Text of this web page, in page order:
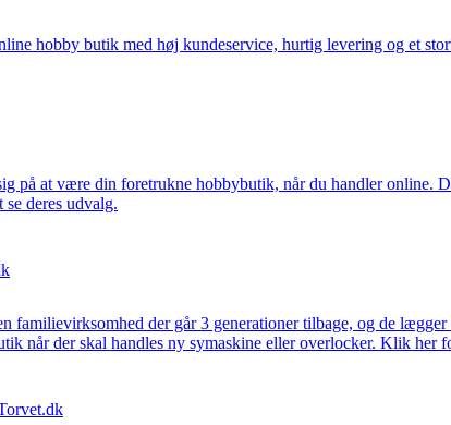
hobby butik med høj kundeservice, hurtig levering og et
på at være din foretrukne hobbybutik, når du handler online.
deres udvalg.
familievirksomhed der går 3 generationer tilbage, og de
når der skal handles ny symaskine eller overlocker. Klik her